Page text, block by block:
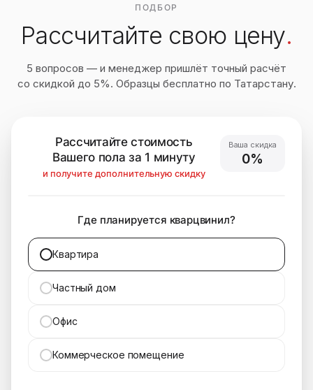
ПОДБОР
Рассчитайте свою цену.
5 вопросов — и менеджер пришлёт точный расчёт
со скидкой до 5%. Образцы бесплатно по Татарстану.
Рассчитайте стоимость
Вашего пола за 1 минуту
и получите дополнительную скидку
Ваша скидка
0%
Где планируется кварцвинил?
Квартира
Частный дом
Офис
Коммерческое помещение